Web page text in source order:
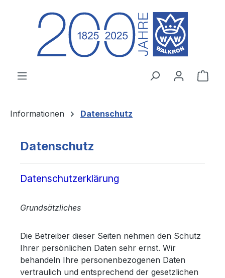
Zum Hauptinhalt springen
Informationen Datenschutz
Datenschutz
Datenschutzerklärung
Grundsätzliches
Die Betreiber dieser Seiten nehmen den Schutz
Ihrer persönlichen Daten sehr ernst. Wir
behandeln Ihre personenbezogenen Daten
vertraulich und entsprechend der gesetzlichen